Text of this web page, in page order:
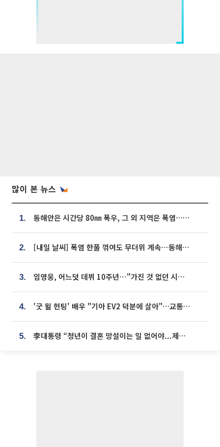
많이 본 뉴스
1. 동해안은 시간당 80㎜ 폭우, 그 외 지역은 폭염…‘극과 극 날씨’
2. [내일 날씨] 폭염 한풀 꺾여도 무더위 계속⋯동해안 이틀 연속 비
3. 임영웅, 어느덧 데뷔 10주년⋯"가진 것 없던 시절, 내 앞엔 20명의 팬뿐"
4. '굿 윌 헌팅' 배우 "기아 EV2 덕분에 살아"…교통사고 후 안전성 극찬
5. 李대통령 “청년이 결혼 망설이는 일 없어야...제도상 불이익 조사”